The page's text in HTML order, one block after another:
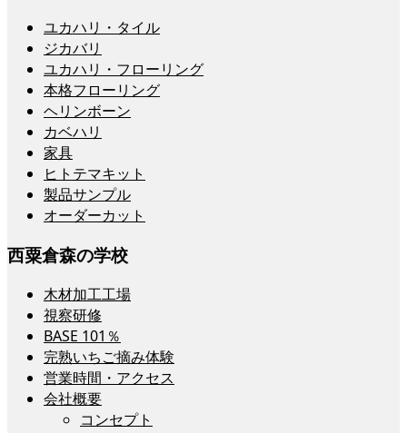
ユカハリ・タイル
ジカバリ
ユカハリ・フローリング
本格フローリング
ヘリンボーン
カベハリ
家具
ヒトテマキット
製品サンプル
オーダーカット
西粟倉森の学校
木材加工工場
視察研修
BASE 101％
完熟いちご摘み体験
営業時間・アクセス
会社概要
コンセプト